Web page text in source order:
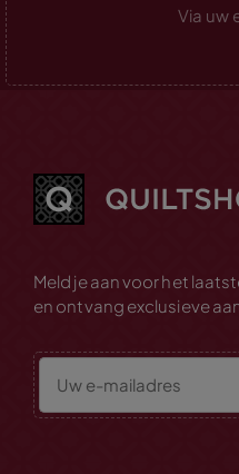
Via uw
Meld je aan voor het
en ontvang exclusieve